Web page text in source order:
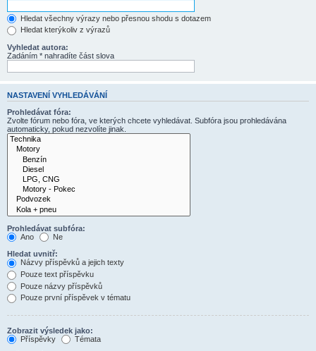
Hledat všechny výrazy nebo přesnou shodu s dotazem
Hledat kterýkoliv z výrazů
Vyhledat autora:
Zadáním * nahradíte část slova
NASTAVENÍ VYHLEDÁVÁNÍ
Prohledávat fóra:
Zvolte fórum nebo fóra, ve kterých chcete vyhledávat. Subfóra jsou prohledávána
automaticky, pokud nezvolíte jinak.
Prohledávat subfóra:
Ano
Ne
Hledat uvnitř:
Názvy příspěvků a jejich texty
Pouze text příspěvku
Pouze názvy příspěvků
Pouze první příspěvek v tématu
Zobrazit výsledek jako:
Příspěvky
Témata